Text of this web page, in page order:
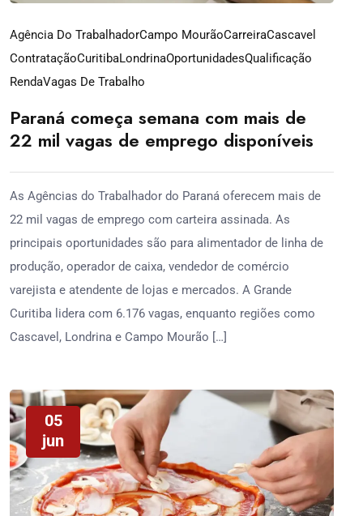
Agência Do TrabalhadorCampo MourãoCarreiraCascavel
ContrataçãoCuritibaLondrinaOportunidadesQualificação
RendaVagas De Trabalho
Paraná começa semana com mais de
22 mil vagas de emprego disponíveis
As Agências do Trabalhador do Paraná oferecem mais de
22 mil vagas de emprego com carteira assinada. As
principais oportunidades são para alimentador de linha de
produção, operador de caixa, vendedor de comércio
varejista e atendente de lojas e mercados. A Grande
Curitiba lidera com 6.176 vagas, enquanto regiões como
Cascavel, Londrina e Campo Mourão […]
05
jun